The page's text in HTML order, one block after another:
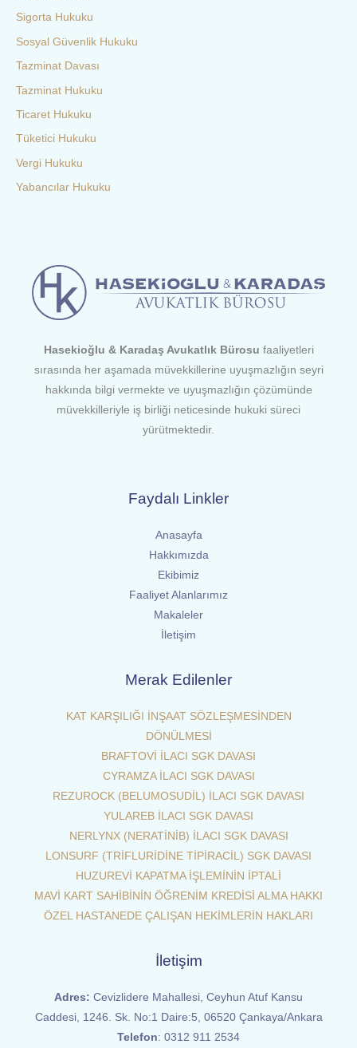
Sigorta Hukuku
Sosyal Güvenlik Hukuku
Tazminat Davası
Tazminat Hukuku
Ticaret Hukuku
Tüketici Hukuku
Vergi Hukuku
Yabancılar Hukuku
Hasekioğlu & Karadaş Avukatlık Bürosu faaliyetleri
sırasında her aşamada müvekkillerine uyuşmazlığın seyri
hakkında bilgi vermekte ve uyuşmazlığın çözümünde
müvekkilleriyle iş birliği neticesinde hukuki süreci
yürütmektedir.
Faydalı Linkler
Anasayfa
Hakkımızda
Ekibimiz
Faaliyet Alanlarımız
Makaleler
İletişim
Merak Edilenler
KAT KARŞILIĞI İNŞAAT SÖZLEŞMESİNDEN
DÖNÜLMESİ
BRAFTOVİ İLACI SGK DAVASI
CYRAMZA İLACI SGK DAVASI
REZUROCK (BELUMOSUDİL) İLACI SGK DAVASI
YULAREB İLACI SGK DAVASI
NERLYNX (NERATİNİB) İLACI SGK DAVASI
LONSURF (TRİFLURİDİNE TİPİRACİL) SGK DAVASI
HUZUREVİ KAPATMA İŞLEMİNİN İPTALİ
MAVİ KART SAHİBİNİN ÖĞRENİM KREDİSİ ALMA HAKKI
ÖZEL HASTANEDE ÇALIŞAN HEKİMLERİN HAKLARI
İletişim
Adres: Cevizlidere Mahallesi, Ceyhun Atuf Kansu
Caddesi, 1246. Sk. No:1 Daire:5, 06520 Çankaya/Ankara
Telefon: 0312 911 2534